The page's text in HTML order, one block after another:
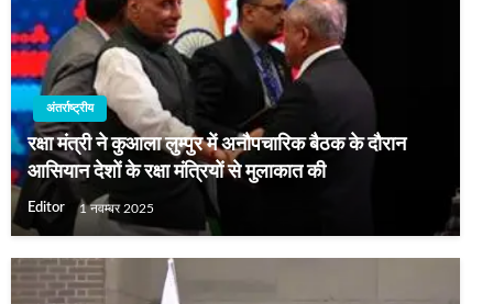
अंतर्राष्ट्रीय
रक्षा मंत्री ने कुआला लुम्पुर में अनौपचारिक बैठक के दौरान
आसियान देशों के रक्षा मंत्रियों से मुलाकात की
Editor 1 नवम्बर 2025